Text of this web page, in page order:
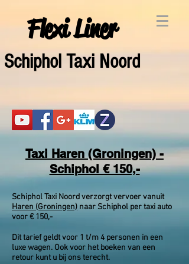
Flexi Liner
Schiphol Taxi Noord
Taxi Haren (Groningen) -
Schiphol € 150,-
Schiphol Taxi Noord verzorgt vervoer vanuit
Haren (Groningen) naar Schiphol per taxi auto
voor € 150,-
Dit tarief geldt voor 1 t/m 4 personen in een
luxe wagen. Ook voor het boeken van een
retour kunt u bij ons terecht.